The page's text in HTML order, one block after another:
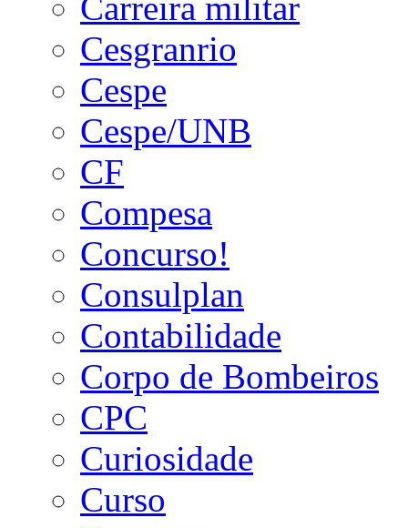
Cesgranrio
Cespe
Cespe/UNB
CF
Compesa
Concurso!
Consulplan
Contabilidade
Corpo de Bombeiros
CPC
Curiosidade
Curso